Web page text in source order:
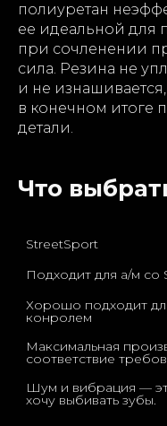
полиуретан
ее идеальной для
при сочленении
сила. Резина не
и не
в конечном итоге
детали.
Что
StreetSport
Хорошо подходит
Максимальная
Шум и вибрация —